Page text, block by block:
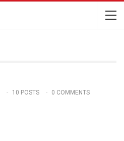
10 POSTS 0 COMMENTS